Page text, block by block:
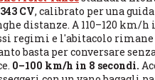
CV, calibrato per una
distanze. A 110–120 km/h
regimi e l'abitacolo
basta per conversare
0–100 km/h in 8 secondi.